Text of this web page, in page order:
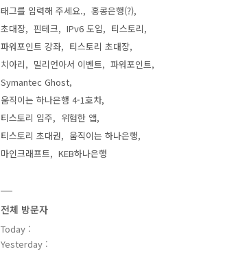
태그를 입력해 주세요.
홍콩은행(?)
초대장
핀테크 IPv6 도입
티스토리
파워포인트 강좌
티스토리 초대장
치아리
밀리언아서 이벤트
파워포인트
Symantec Ghost
움직이는 하나은행 4-1호차
티스토리 입주
위험한 앱
티스토리 초대권
움직이는 하나은행
마인크래프트
KEB하나은행
전체 방문자
Today :
Yesterday :